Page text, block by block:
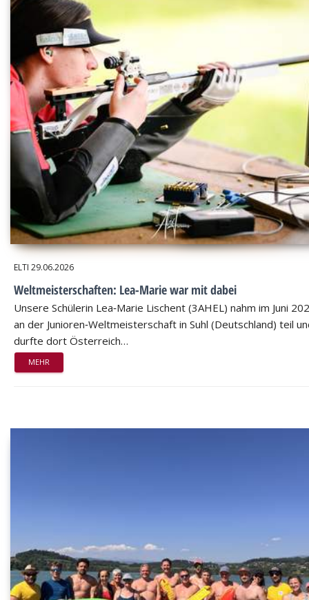
ELTI 29.06.2026
Weltmeisterschaften: Lea-Marie war mit dabei
Unsere Schülerin Lea‑Marie Lischent (3AHEL) nahm im Juni
an der Junioren‑Weltmeisterschaft in Suhl (Deutschland) teil
durfte dort Österreich…
MEHR